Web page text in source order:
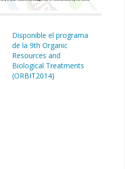
Disponible el programa
de la 9th Organic
Resources and
Biological Treatments
(ORBIT2014)